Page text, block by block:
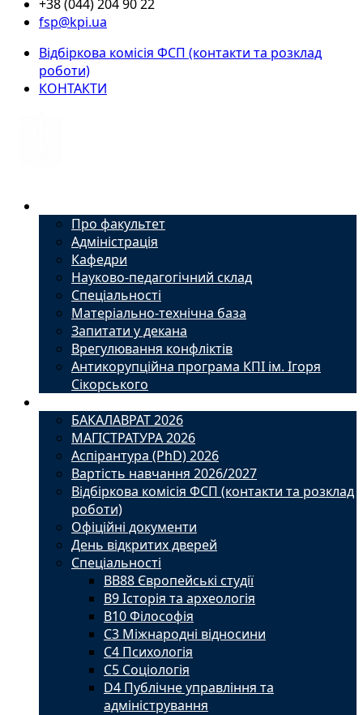
+38 (044) 204 90 22
fsp@kpi.ua
Відбіркова комісія ФСП (контакти та розклад
роботи)
КОНТАКТИ
Про факультет
Адміністрація
Кафедри
Науково-педагогічний склад
Спеціальності
Матеріально-технічна база
Запитати у декана
Врегулювання конфліктів
Антикорупційна програма КПІ ім. Ігоря
Сікорського
БАКАЛАВРАТ 2026
МАГІСТРАТУРА 2026
Аспірантура (PhD) 2026
Вартість навчання 2026/2027
Відбіркова комісія ФСП (контакти та розклад
роботи)
Офіційні документи
День відкритих дверей
Спеціальності
BВ88 Європейські студії
B9 Історія та археологія
B10 Філософія
C3 Міжнародні відносини
C4 Психологія
С5 Соціологія
D4 Публічне управління та
адміністрування